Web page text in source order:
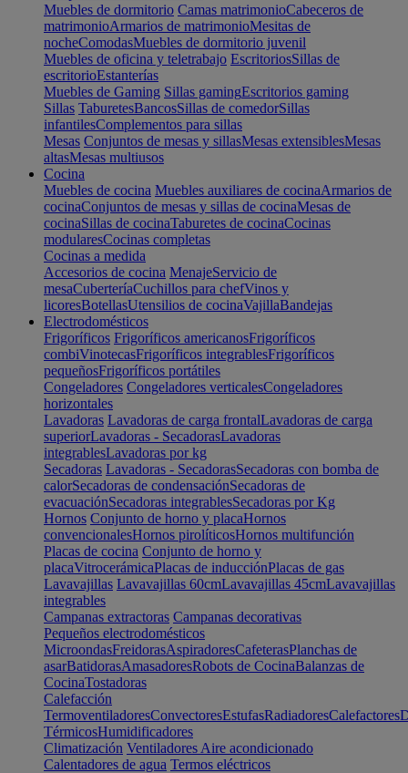
Muebles de dormitorio Camas matrimonioCabeceros de
matrimonioArmarios de matrimonioMesitas de
nocheComodasMuebles de dormitorio juvenil
Muebles de oficina y teletrabajo EscritoriosSillas de
escritorioEstanterías
Muebles de Gaming Sillas gamingEscritorios gaming
Sillas TaburetesBancosSillas de comedorSillas
infantilesComplementos para sillas
Mesas Conjuntos de mesas y sillasMesas extensiblesMesas
altasMesas multiusos
Cocina
Muebles de cocina Muebles auxiliares de cocinaArmarios de
cocinaConjuntos de mesas y sillas de cocinaMesas de
cocinaSillas de cocinaTaburetes de cocinaCocinas
modularesCocinas completas
Cocinas a medida
Accesorios de cocina MenajeServicio de
mesaCuberteríaCuchillos para chefVinos y
licoresBotellasUtensilios de cocinaVajillaBandejas
Electrodomésticos
Frigoríficos Frigoríficos americanosFrigoríficos
combiVinotecasFrigoríficos integrablesFrigoríficos
pequeñosFrigoríficos portátiles
Congeladores Congeladores verticalesCongeladores
horizontales
Lavadoras Lavadoras de carga frontalLavadoras de carga
superiorLavadoras - SecadorasLavadoras
integrablesLavadoras por kg
Secadoras Lavadoras - SecadorasSecadoras con bomba de
calorSecadoras de condensaciónSecadoras de
evacuaciónSecadoras integrablesSecadoras por Kg
Hornos Conjunto de horno y placaHornos
convencionalesHornos pirolíticosHornos multifunción
Placas de cocina Conjunto de horno y
placaVitrocerámicaPlacas de inducciónPlacas de gas
Lavavajillas Lavavajillas 60cmLavavajillas 45cmLavavajillas
integrables
Campanas extractoras Campanas decorativas
Pequeños electrodomésticos
MicroondasFreidorasAspiradoresCafeterasPlanchas de
asarBatidorasAmasadoresRobots de CocinaBalanzas de
CocinaTostadoras
Calefacción
TermoventiladoresConvectoresEstufasRadiadoresCalefactores
TérmicosHumidificadores
Climatización Ventiladores Aire acondicionado
Calentadores de agua Termos eléctricos